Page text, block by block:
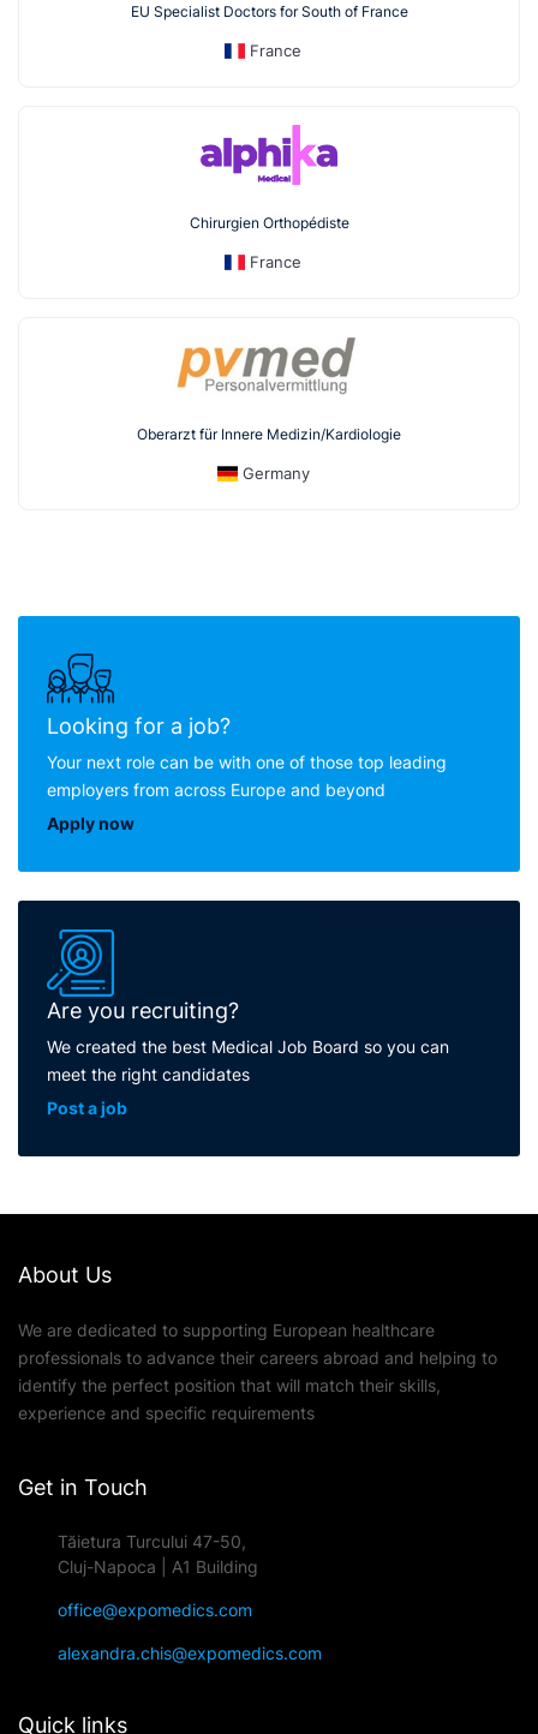
EU Specialist Doctors for South of France
France
Chirurgien Orthopédiste
France
Oberarzt für Innere Medizin/Kardiologie
Germany
Looking for a job?
Your next role can be with one of those top leading
employers from across Europe and beyond
Apply now
Are you recruiting?
We created the best Medical Job Board so you can
meet the right candidates
Post a job
About Us
We are dedicated to supporting European healthcare
professionals to advance their careers abroad and helping to
identify the perfect position that will match their skills,
experience and specific requirements
Get in Touch
Tăietura Turcului 47-50,
Cluj-Napoca | A1 Building
office@expomedics.com
alexandra.chis@expomedics.com
Quick links